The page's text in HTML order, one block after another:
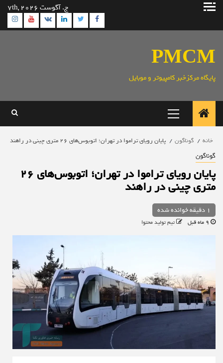
پرش
ج. آگوست 7th, 2026
Facebook
Twitter
Linkedin
VK
PMCM
پایگاه مرکزخبر کامپیوتر و موبایل
اصلی
خانه گوناگون پایان رویای تراموا در تهران؛ اتوبوس‌های ۲۶ متری چینی در راهند
گوناگون
پایان رویای تراموا در تهران؛ اتوبوس‌های ۲۶
متری چینی در راهند
1 دقیقه خوانده شده
تیم تولید محتوا